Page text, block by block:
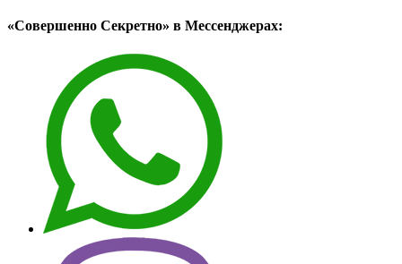
«Совершенно Секретно» в Мессенджерах: